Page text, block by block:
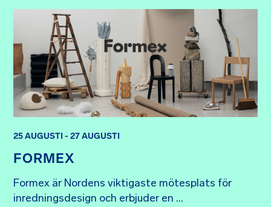
FORMEX
25 AUGUSTI - 27 AUGUSTI
Formex är Nordens viktigaste mötesplats för
inredningsdesign och erbjuder en ...